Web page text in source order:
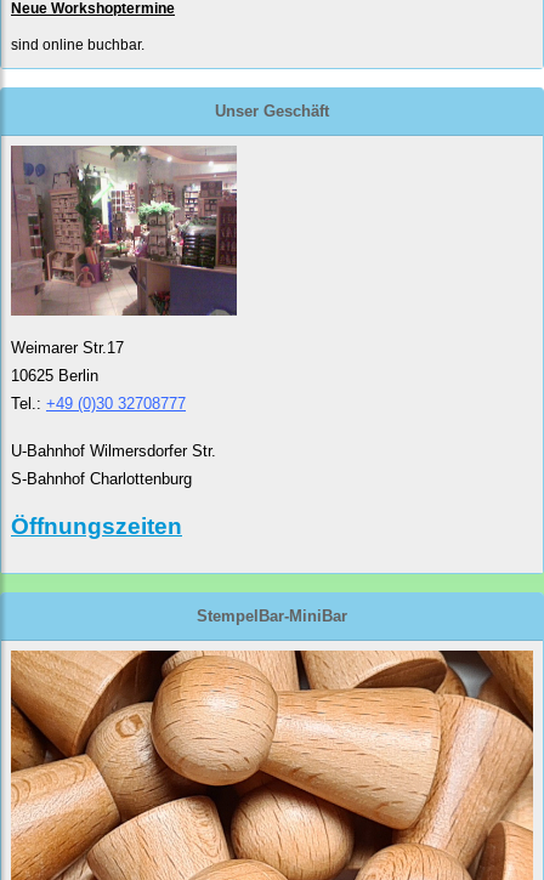
Neue Workshoptermine
sind online buchbar.
Unser Geschäft
Weimarer Str.17
10625 Berlin
Tel.: +49 (0)30 32708777
U-Bahnhof Wilmersdorfer Str.
S-Bahnhof Charlottenburg
Öffnungszeiten
StempelBar-MiniBar